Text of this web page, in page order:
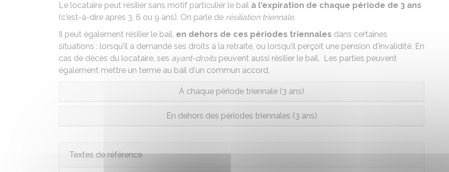
Le locataire peut résilier sans motif particulier le bail à l'expiration de chaque période de 3 ans
(c'est-à-dire après 3, 6 ou 9 ans). On parle de résiliation triennale.
Il peut également résilier le bail, en dehors de ces périodes triennales dans certaines
situations : lorsqu'il a demandé ses droits à la retraite, ou lorsqu'il perçoit une pension d'invalidité. En
cas de décès du locataire, ses ayant-droitspeuvent aussi résilier le bail. Les parties peuvent
également mettre un terme au bail d'un commun accord.
À chaque période triennale (3 ans)
En dehors des périodes triennales (3 ans)
Textes de référence